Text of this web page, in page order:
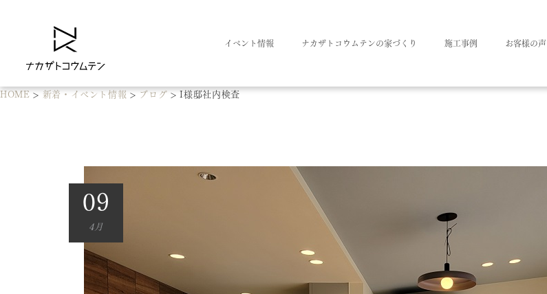
イベント情報 ナカザトコウムテンの家づくり 施工事例 お客様の声
HOME > 新着・イベント情報 > ブログ >I様邸社内検査
09
4月